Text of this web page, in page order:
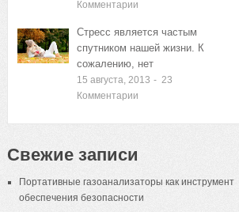
Комментарии
Стресс является частым
спутником нашей жизни. К
сожалению, нет
15 августа, 2013 - 23
Комментарии
Свежие записи
Портативные газоанализаторы как инструмент
обеспечения безопасности